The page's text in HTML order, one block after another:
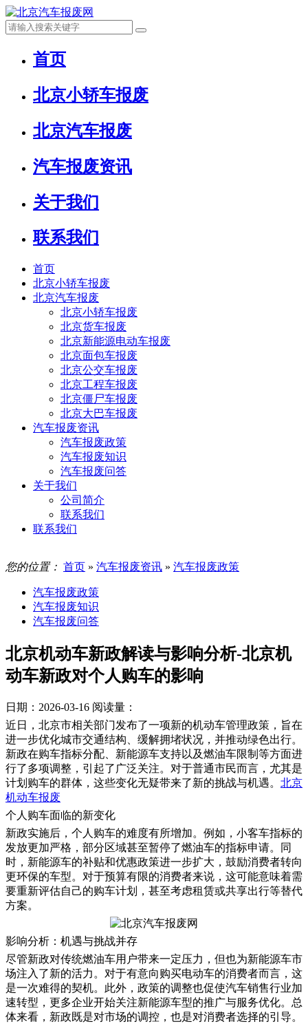
首页
北京小轿车报废
北京汽车报废
汽车报废资讯
关于我们
联系我们
首页
北京小轿车报废
北京汽车报废
北京小轿车报废
北京货车报废
北京新能源电动车报废
北京面包车报废
北京公交车报废
北京工程车报废
北京僵尸车报废
北京大巴车报废
汽车报废资讯
汽车报废政策
汽车报废知识
汽车报废问答
关于我们
公司简介
联系我们
联系我们
您的位置： 首页 » 汽车报废资讯 » 汽车报废政策
汽车报废政策
汽车报废知识
汽车报废问答
北京机动车新政解读与影响分析-北京机
动车新政对个人购车的影响
日期：2026-03-16 阅读量：
近日，北京市相关部门发布了一项新的机动车管理政策，旨在
进一步优化城市交通结构、缓解拥堵状况，并推动绿色出行。
新政在购车指标分配、新能源车支持以及燃油车限制等方面进
行了多项调整，引起了广泛关注。对于普通市民而言，尤其是
计划购车的群体，这些变化无疑带来了新的挑战与机遇。 北京
机动车报废
个人购车面临的新变化
新政实施后，个人购车的难度有所增加。例如，小客车指标的
发放更加严格，部分区域甚至暂停了燃油车的指标申请。同
时，新能源车的补贴和优惠政策进一步扩大，鼓励消费者转向
更环保的车型。对于预算有限的消费者来说，这可能意味着需
要重新评估自己的购车计划，甚至考虑租赁或共享出行等替代
方案。
影响分析：机遇与挑战并存
尽管新政对传统燃油车用户带来一定压力，但也为新能源车市
场注入了新的活力。对于有意向购买电动车的消费者而言，这
是一次难得的契机。此外，政策的调整也促使汽车销售行业加
速转型，更多企业开始关注新能源车型的推广与服务优化。总
体来看，新政既是对市场的调控，也是对消费者选择的引导。